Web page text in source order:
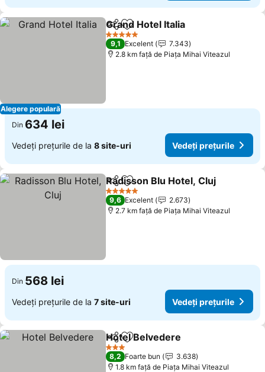
Alegere populară
DistribuițiAdăugaţi la favorite
Grand Hotel Italia
5 Stele
9,1 Excelent
7.343
2.8 km faţă de Piaţa Mihai Viteazul
Din 634 lei
Vedeți prețurile de la 8 site-uri Vedeți prețurile
DistribuițiAdăugaţi la favorite
Radisson Blu Hotel, Cluj
5 Stele
9,6 Excelent
2.673
2.7 km faţă de Piaţa Mihai Viteazul
Din 568 lei
Vedeți prețurile de la 7 site-uri Vedeți prețurile
DistribuițiAdăugaţi la favorite
Hotel Belvedere
3 Stele
8,2 Foarte bun
3.638
1.8 km faţă de Piaţa Mihai Viteazul